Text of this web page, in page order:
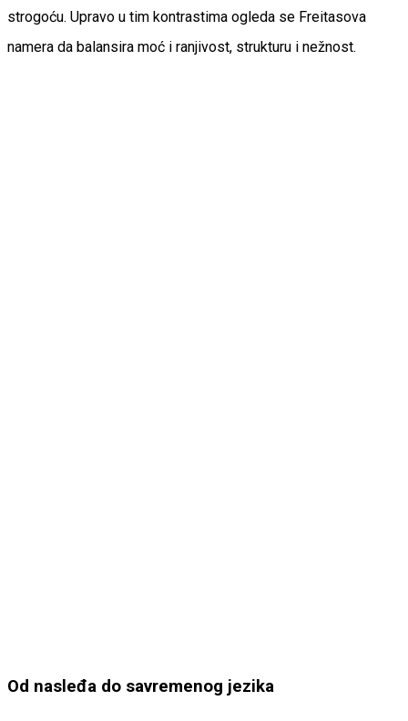
strogoću. Upravo u tim kontrastima ogleda se Freitasova
namera da balansira moć i ranjivost, strukturu i nežnost.
Od nasleđa do savremenog jezika